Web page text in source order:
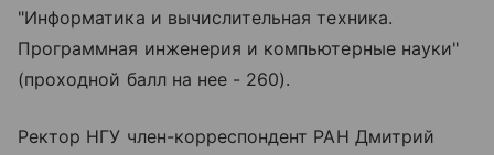
"Информатика и вычислительная техника.
Программная инженерия и компьютерные науки"
(проходной балл на нее - 260).
Ректор НГУ член-корреспондент РАН Дмитрий